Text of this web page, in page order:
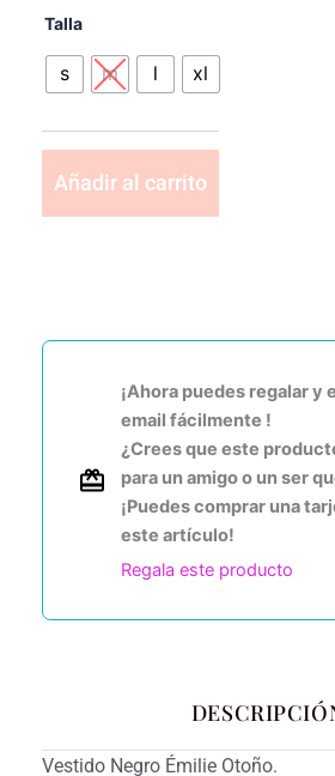
Talla
s m l xl
Añadir al carrito
¡Ahora puedes regalar y
email fácilmente !
¿Crees que este
para un amigo o un ser
¡Puedes comprar una
este artículo!
Regala este producto
Vestido Negro Émilie Otoño.